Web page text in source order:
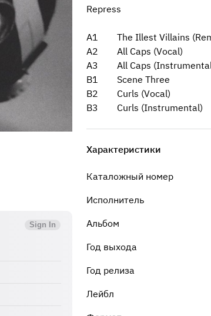
Repress
A1 The Illest Villains
A2 All Caps (Vocal)
A3 All Caps
B1 Scene Three
B2 Curls (Vocal)
B3 Curls (Instrumental)
Характеристики
Каталожный номер
Исполнитель
Альбом
Год выхода
Год релиза
Лейбл